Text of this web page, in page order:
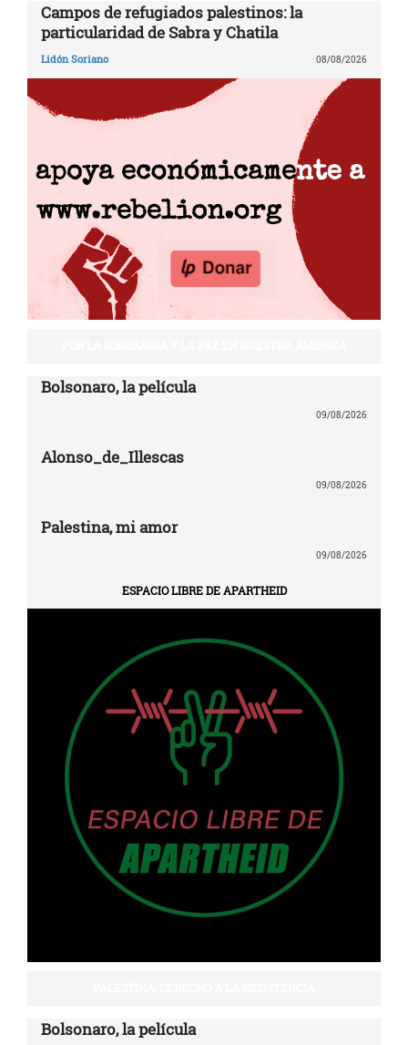
Campos de refugiados palestinos: la
particularidad de Sabra y Chatila
Lidón Soriano 08/08/2026
Bolsonaro, la película
09/08/2026
Alonso_de_Illescas
09/08/2026
Palestina, mi amor
09/08/2026
ESPACIO LIBRE DE APARTHEID
Bolsonaro, la película